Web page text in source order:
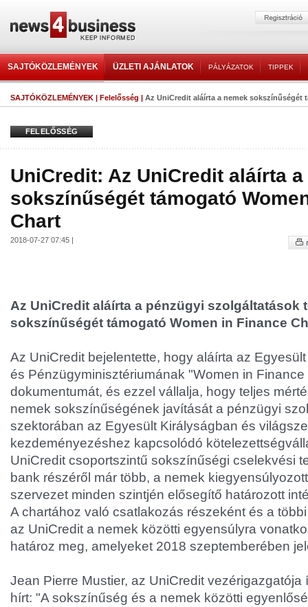
SAJTÓKÖZLEMÉNYEK ÜZLETI AJÁNLATOK PÁLYÁZATOK TIPPEK
SAJTÓKÖZLEMÉNYEK | Felelősség | Az UniCredit aláírta a nemek sokszínűségét
FELELŐSSÉG
UniCredit: Az UniCredit aláírta
sokszínűségét támogató
Chart
2018-07-27 07:45 |
Az UniCredit aláírta a pénzügyi szolgáltatások
sokszínűségét támogató Women in Finance
Az UniCredit bejelentette, hogy aláírta az
és Pénzügyminisztériumának "Women in Finance
dokumentumát, és ezzel vállalja, hogy teljes
nemek sokszínűségének javítását a pénzügyi
szektorában az Egyesült Királyságban és
kezdeményezéshez kapcsolódó
UniCredit csoportszintű sokszínűségi cselekvési
bank részéről már több, a nemek
szervezet minden szintjén elősegítő határozott
A chartához való csatlakozás részeként és a
az UniCredit a nemek közötti egyensúlyra
határoz meg, amelyeket 2018 szeptemberében
Jean Pierre Mustier, az UniCredit vezérigazgatója
hírt: "A sokszínűség és a nemek közötti